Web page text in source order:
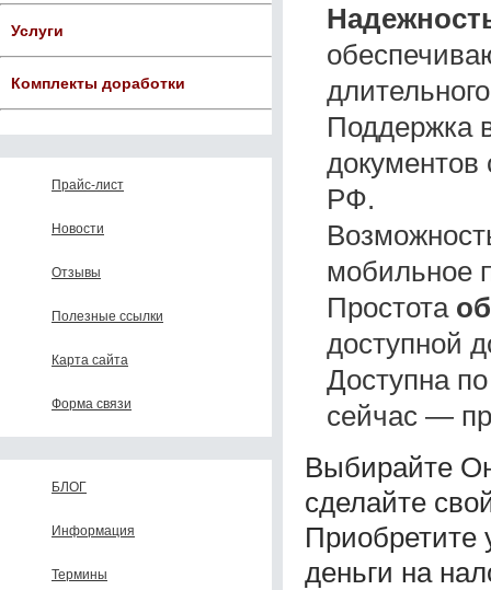
Услуги
Комплекты доработки
Прайс-лист
Новости
Отзывы
Полезные ссылки
Карта сайта
Форма связи
БЛОГ
Информация
Термины
Поддержка
документов
РФ.
мобильное
Простота
доступной
Доступна
сейчас —
Выбирайте
сделайте
Приобретите
деньги на